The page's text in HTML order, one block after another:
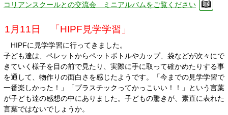
コリアンスクールとの交流会 ミニアルバムをご覧ください
1月11日 「HIPF見学学習」
HIPFに見学学習に行ってきました。
子ども達は、ペレットからペットボトルやカップ、袋などが次々にで
きていく様子を目の前で見たり、実際に手に取って確かめたりする事
を通して、物作りの面白さを感じたようです。「今までの見学学習で
一番楽しかった！」「プラスチックってかっこいい！！」という言葉
が子ども達の感想の中にありました。子どもの驚きが、素直に表れた
言葉ではないでしょうか。